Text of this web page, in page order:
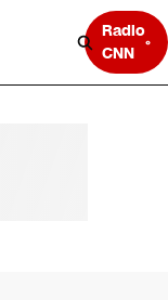
Radio
CNN